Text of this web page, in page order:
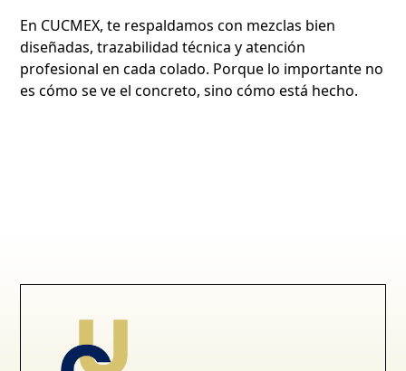
En CUCMEX, te respaldamos con mezclas bien
diseñadas, trazabilidad técnica y atención
profesional en cada colado. Porque lo importante no
es cómo se ve el concreto, sino cómo está hecho.